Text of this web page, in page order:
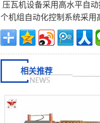
压瓦机设备采用高水平自
个机组自动化控制系统采用
相关推荐